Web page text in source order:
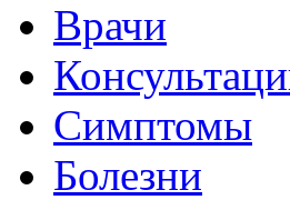
Врачи
Симптомы
Болезни